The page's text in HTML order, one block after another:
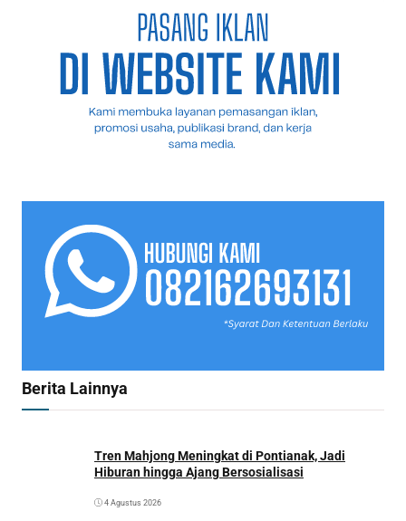
Berita Lainnya
Tren Mahjong Meningkat di Pontianak, Jadi
Hiburan hingga Ajang Bersosialisasi
4 Agustus 2026